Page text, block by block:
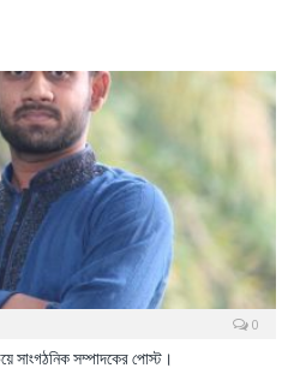
0
সাংগঠনিক সম্পাদকের পোস্ট।